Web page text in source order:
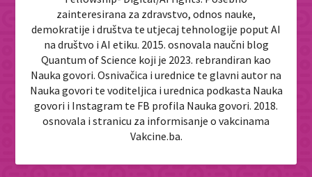
zainteresirana za zdravstvo, odnos nauke,
demokratije i društva te utjecaj tehnologije poput AI
na društvo i AI etiku. 2015. osnovala naučni blog
Quantum of Science koji je 2023. rebrandiran kao
Nauka govori. Osnivačica i urednice te glavni autor na
Nauka govori te voditeljica i urednica podkasta Nauka
govori i Instagram te FB profila Nauka govori. 2018.
osnovala i stranicu za informisanje o vakcinama
Vakcine.ba.